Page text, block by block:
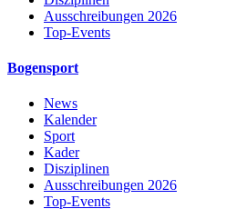
Ausschreibungen 2026
Top-Events
Bogensport
News
Kalender
Sport
Kader
Disziplinen
Ausschreibungen 2026
Top-Events